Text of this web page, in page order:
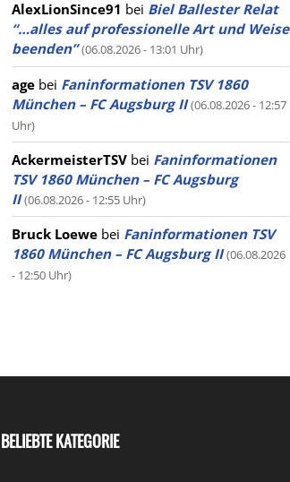
AlexLionSince91 bei Biel Ballester Relat
“…alles auf professionelle Art und Weise
beenden” (06.08.2026 - 13:01 Uhr)
age bei Faninformationen TSV 1860
München – FC Augsburg II (06.08.2026 - 12:57
Uhr)
AckermeisterTSV bei Faninformationen
TSV 1860 München – FC Augsburg
II (06.08.2026 - 12:55 Uhr)
Bruck Loewe bei Faninformationen TSV
1860 München – FC Augsburg II (06.08.2026
- 12:50 Uhr)
BELIEBTE KATEGORIE